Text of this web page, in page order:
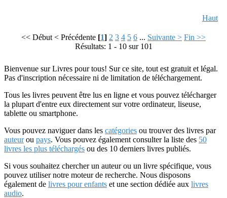
Haut
<< Début < Précédente [1] 2 3 4 5 6 ... Suivante > Fin >>
Résultats: 1 - 10 sur 101
Bienvenue sur Livres pour tous! Sur ce site, tout est gratuit et légal.
Pas d'inscription nécessaire ni de limitation de téléchargement.
Tous les livres peuvent être lus en ligne et vous pouvez télécharger
la plupart d'entre eux directement sur votre ordinateur, liseuse,
tablette ou smartphone.
Vous pouvez naviguer dans les catégories ou trouver des livres par
auteurou pays. Vous pouvez également consulter la liste des 50
livres les plus téléchargés ou des 10 derniers livres publiés.
Si vous souhaitez chercher un auteur ou un livre spécifique, vous
pouvez utiliser notre moteur de recherche. Nous disposons
également de livres pour enfants et une section dédiée aux livres
audio.